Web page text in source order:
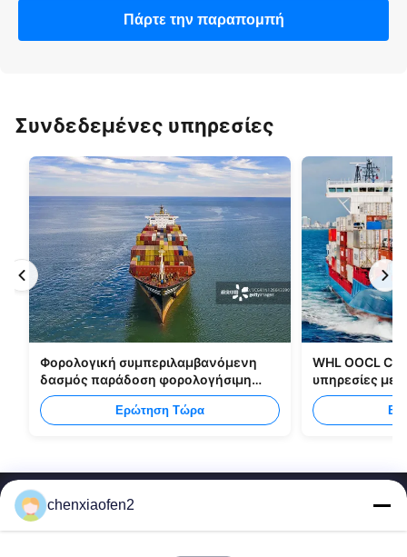
Πάρτε την παραπομπή
Συνδεδεμένες υπηρεσίες
Φορολογική συμπεριλαμβανόμενη
δασμός παράδοση φορολογήσιμη
στέλνοντας όλους τους τύπους
συσκευασιώνΕρώτηση Τώρα
WHL OOCL
υπηρεσίες
από την Κίνα
chenxiaofen2